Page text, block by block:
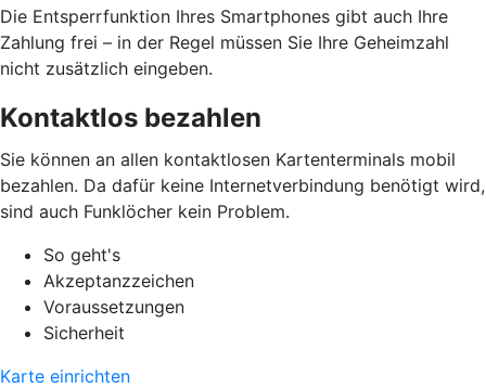
Die Entsperrfunktion Ihres Smartphones gibt auch Ihre
Zahlung frei – in der Regel müssen Sie Ihre Geheimzahl
nicht zusätzlich eingeben.
Kontaktlos bezahlen
Sie können an allen kontaktlosen Kartenterminals mobil
bezahlen. Da dafür keine Internetverbindung benötigt wird,
sind auch Funklöcher kein Problem.
So geht's
Akzeptanzzeichen
Voraussetzungen
Sicherheit
Karte einrichten